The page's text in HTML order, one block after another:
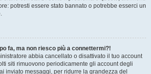
potresti essere stato bannato o potrebbe esserci un
fa, ma non riesco più a connettermi?!
abbia cancellato o disattivato il tuo account
siti rimuovono periodicamente gli account degli
inviato messaggi, per ridurre la grandezza del